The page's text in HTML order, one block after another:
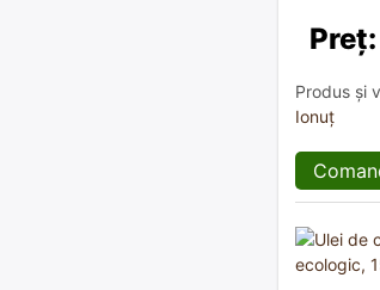
Preț:
Produs și
Ionuț